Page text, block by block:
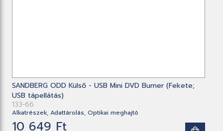
SANDBERG ODD Külső - USB Mini DVD Burner (Fekete;
USB tápellátás)
133-66
Alkatrészek, Adattárolás, Optikai meghajtó
10 649 Ft